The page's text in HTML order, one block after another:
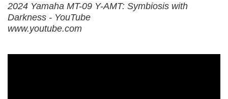
2024 Yamaha MT-09 Y-AMT: Symbiosis with
Darkness - YouTube
www.youtube.com